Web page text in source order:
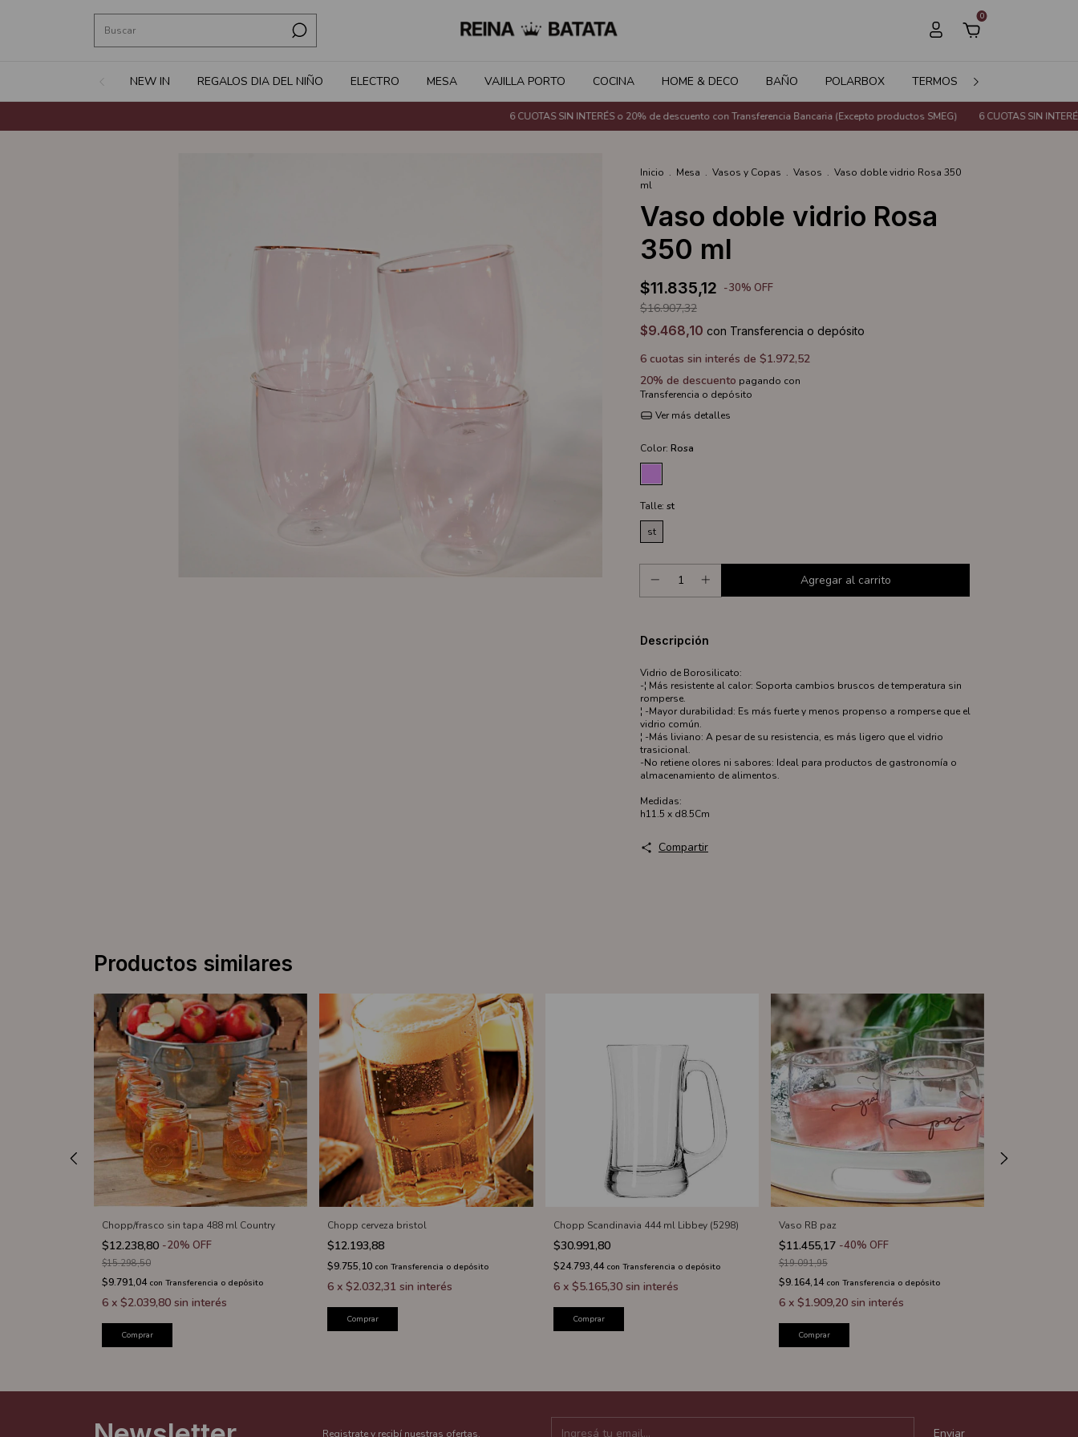
0
NEW IN REGALOS DIA DEL NIÑO ELECTRO MESA VAJILLA PORTO COCINA HOME & DECO BAÑO POLARBOX TERMOS
6 CUOTAS SIN INTERÉS o 20% de descuento con Transferencia Bancaria (Excepto productos SMEG) 6 CUOTAS SIN INTERÉS
Inicio . Mesa . Vasos y Copas . Vasos . Vaso doble vidrio Rosa 350
ml
Vaso doble vidrio Rosa
350 ml
$11.835,12 -30% OFF
$16.907,32
$9.468,10 con Transferencia o depósito
6 cuotas sin interés de $1.972,52
20% de descuento pagando con
Transferencia o depósito
Ver más detalles
Color: Rosa
Talle: st
st
Descripción
Vidrio de Borosilicato:
-¦ Más resistente al calor: Soporta cambios bruscos de temperatura sin
romperse.
¦ -Mayor durabilidad: Es más fuerte y menos propenso a romperse que el
vidrio común.
¦ -Más liviano: A pesar de su resistencia, es más ligero que el vidrio
trasicional.
-No retiene olores ni sabores: Ideal para productos de gastronomía o
almacenamiento de alimentos.
Medidas:
h11.5 x d8.5Cm
Compartir
Productos similares
Chopp/frasco sin tapa 488 ml Country
$12.238,80 -20% OFF
$15.298,50
$9.791,04 con Transferencia o depósito
6 x $2.039,80 sin interés
Comprar
Chopp cerveza bristol
$12.193,88
$9.755,10 con Transferencia o depósito
6 x$2.032,31 sin interés
Comprar
Chopp Scandinavia 444 ml Libbey (5298)
$30.991,80
$24.793,44 con Transferencia o depósito
6 x $5.165,30 sin interés
Comprar
Vaso RB paz
$11.455,17 -40% OFF
$19.091,95
$9.164,14 con Transferencia o depósito
6 x $1.909,20 sin interés
Comprar
Registrate y recibí nuestras ofertas.